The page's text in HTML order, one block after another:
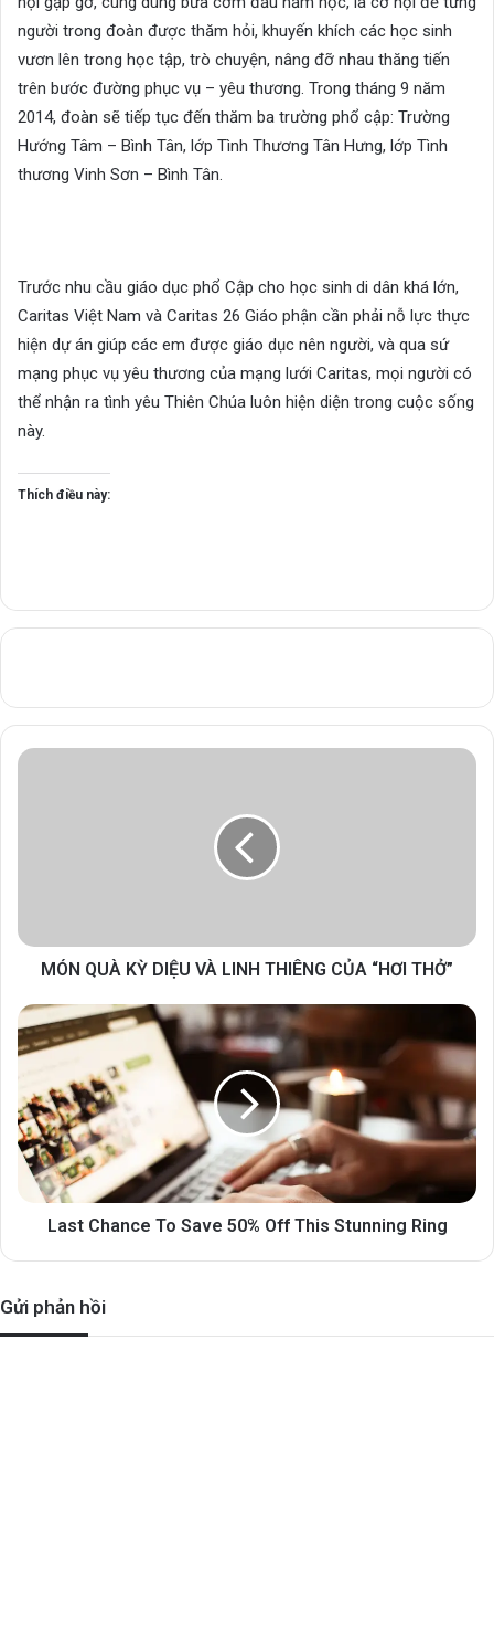
người trong đoàn được thăm hỏi, khuyến khích các học sinh
vươn lên trong học tập, trò chuyện, nâng đỡ nhau thăng tiến
trên bước đường phục vụ – yêu thương. Trong tháng 9 năm
2014, đoàn sẽ tiếp tục đến thăm ba trường phổ cập: Trường
Hướng Tâm – Bình Tân, lớp Tình Thương Tân Hưng, lớp Tình
thương Vinh Sơn – Bình Tân.
Trước nhu cầu giáo dục phổ Cập cho học sinh di dân khá lớn,
Caritas Việt Nam và Caritas 26 Giáo phận cần phải nỗ lực thực
hiện dự án giúp các em được giáo dục nên người, và qua sứ
mạng phục vụ yêu thương của mạng lưới Caritas, mọi người có
thể nhận ra tình yêu Thiên Chúa luôn hiện diện trong cuộc sống
này.
Thích điều này:
MÓN QUÀ KỲ DIỆU VÀ LINH THIÊNG CỦA “HƠI THỞ”
Last Chance To Save 50% Off This Stunning Ring
Gửi phản hồi